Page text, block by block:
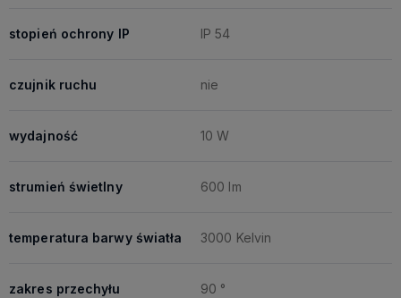
stopień ochrony IP IP 54
czujnik ruchu nie
wydajność 10 W
strumień świetlny 600 lm
temperatura barwy światła 3000 Kelvin
zakres przechyłu 90 °